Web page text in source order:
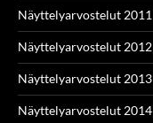
Näyttelyarvostelut 2011
Näyttelyarvostelut 2012
Näyttelyarvostelut 2013
Näyttelyarvostelut 2014